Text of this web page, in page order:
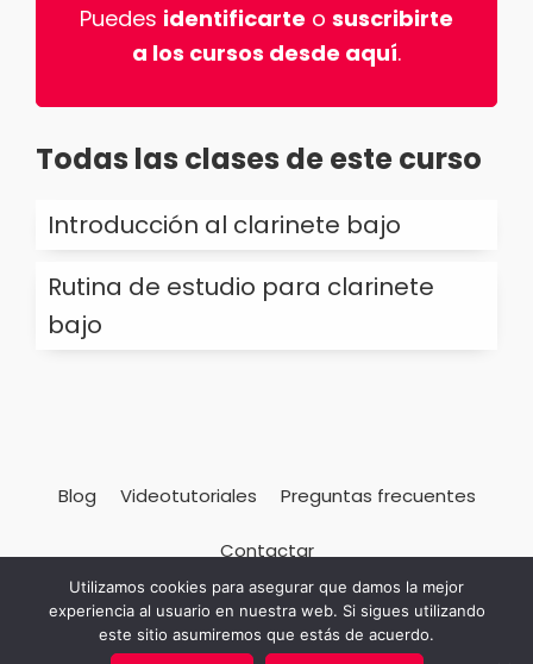
Puedes identificarte o suscribirte
a los cursos desde aquí.
Todas las clases de este curso
Introducción al clarinete bajo
Rutina de estudio para clarinete
bajo
Blog Videotutoriales Preguntas frecuentes
Contactar
Academia de clarinete © 2026 · Made with
by
Bicicleta Studio| Aviso legal ·Política de
privacidad·Política de cookies·Condiciones de
Utilizamos cookies para asegurar que damos la mejor
experiencia al usuario en nuestra web. Si sigues utilizando
este sitio asumiremos que estás de acuerdo.